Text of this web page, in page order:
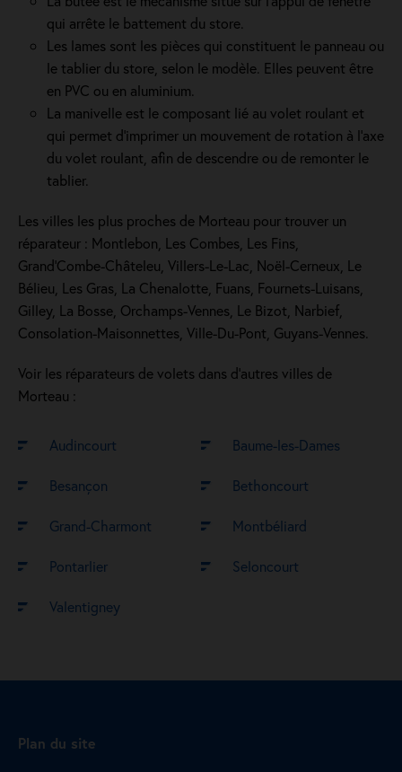
qui arrête le battement du store.
Les lames sont les pièces qui constituent le panneau ou
le tablier du store, selon le modèle. Elles peuvent être
en PVC ou en aluminium.
La manivelle est le composant lié au volet roulant et
qui permet d’imprimer un mouvement de rotation à l’axe
du volet roulant, afin de descendre ou de remonter le
tablier.
Les villes les plus proches de Morteau pour trouver un
réparateur : Montlebon, Les Combes, Les Fins,
Grand'Combe-Châteleu, Villers-Le-Lac, Noël-Cerneux, Le
Bélieu, Les Gras, La Chenalotte, Fuans, Fournets-Luisans,
Gilley, La Bosse, Orchamps-Vennes, Le Bizot, Narbief,
Consolation-Maisonnettes, Ville-Du-Pont, Guyans-Vennes.
Voir les réparateurs de volets dans d’autres villes de
Morteau :
Audincourt Baume-les-Dames
Besançon Bethoncourt
Grand-Charmont Montbéliard
Pontarlier Seloncourt
Valentigney
Plan du site